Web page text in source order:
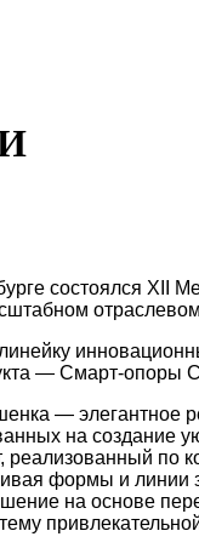
состоялся
— Смарт‑опоры
— элегантное
на создание
по
формы и
на основе